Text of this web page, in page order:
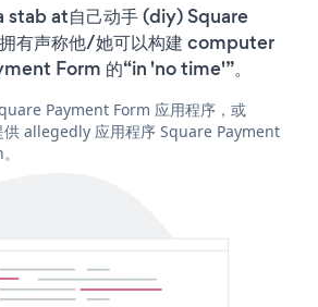
stab at自己动手 (diy) Square
有声称他/她可以构建 computer
Form 的“in 'no time'”。
Payment Form 应用程序，或
allegedly 应用程序 Square Payment